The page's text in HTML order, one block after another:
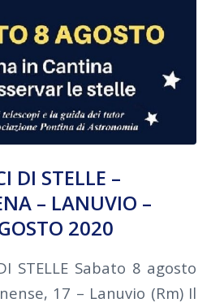
DI STELLE –
– LANUVIO –
2020
STELLE Sabato 8 agosto
17 – Lanuvio (Rm) Il